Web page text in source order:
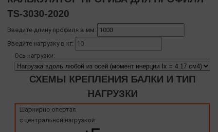
TS-3030-2020
Введите длину профиля в мм:
Введите нагрузку в кг:
Ось нагрузки:
СХЕМЫ КРЕПЛЕНИЯ БАЛКИ И ТИП
НАГРУЗКИ
Шарнирно опертая
с центральной нагрузкой